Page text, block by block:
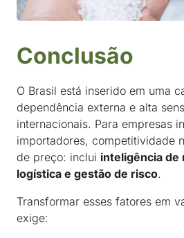
Conclusão
O Brasil está inserido em uma
dependência externa e alta
internacionais. Para empresas
importadores, competitividade
de preço: inclui inteligência de
logística e gestão de risco.
Transformar esses fatores em
exige: